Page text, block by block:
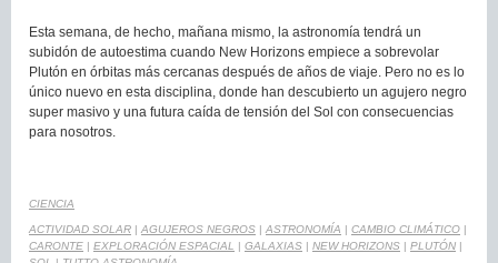
Esta semana, de hecho, mañana mismo, la astronomía tendrá un
subidón de autoestima cuando New Horizons empiece a sobrevolar
Plutón en órbitas más cercanas después de años de viaje. Pero no es lo
único nuevo en esta disciplina, donde han descubierto un agujero negro
super masivo y una futura caída de tensión del Sol con consecuencias
para nosotros.
CIENCIA
ACTIVIDAD SOLAR | AGUJEROS NEGROS | ASTRONOMÍA | CAMBIO CLIMÁTICO |
CARONTE | EXPLORACIÓN ESPACIAL | GALAXIAS | NEW HORIZONS | PLUTÓN |